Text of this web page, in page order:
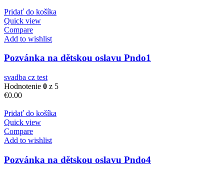
Pridať do košíka
Quick view
Compare
Add to wishlist
Pozvánka na dětskou oslavu Pndo1
svadba cz test
Hodnotenie 0 z 5
€0.00
Pridať do košíka
Quick view
Compare
Add to wishlist
Pozvánka na dětskou oslavu Pndo4